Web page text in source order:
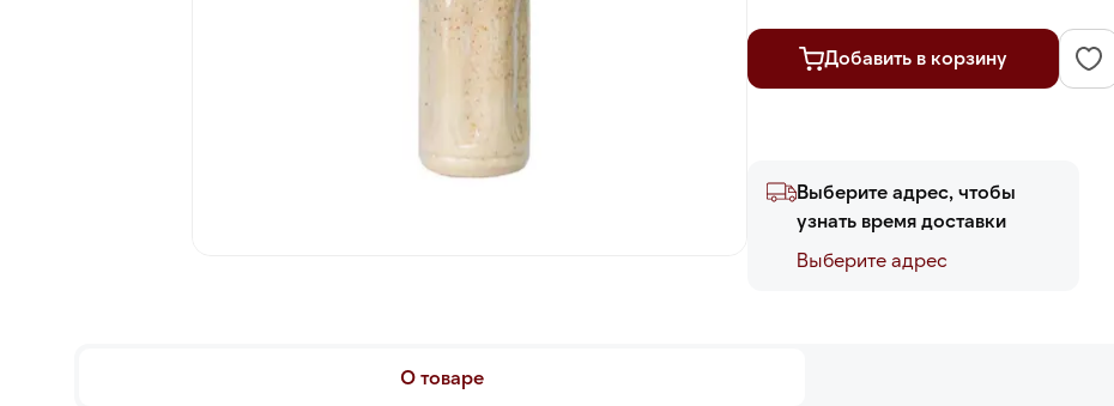
Добавить в корзину
Выберите адрес, чтобы
узнать время доставки
Выберите адреc
О товаре